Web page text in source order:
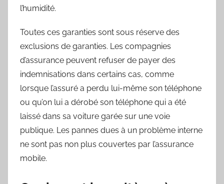
l’humidité.
Toutes ces garanties sont sous réserve des
exclusions de garanties. Les compagnies
d’assurance peuvent refuser de payer des
indemnisations dans certains cas, comme
lorsque l’assuré a perdu lui-même son téléphone
ou qu’on lui a dérobé son téléphone qui a été
laissé dans sa voiture garée sur une voie
publique. Les pannes dues à un problème interne
ne sont pas non plus couvertes par l’assurance
mobile.